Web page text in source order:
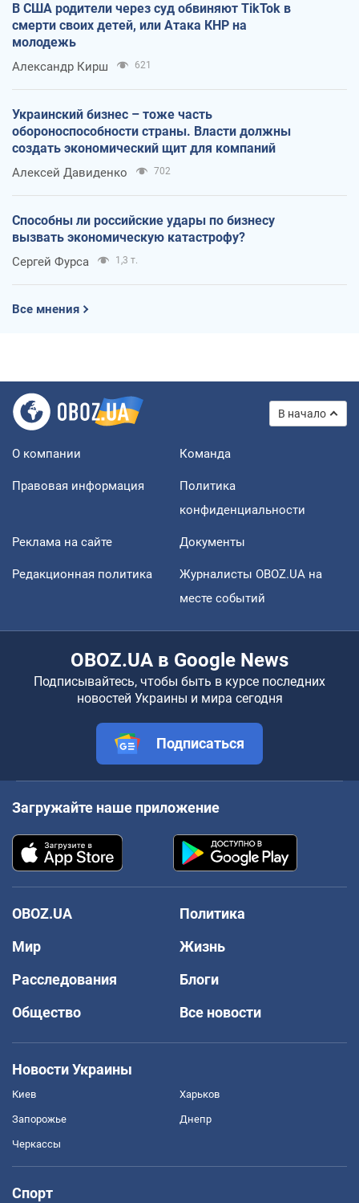
В США родители через суд обвиняют TikTok в
смерти своих детей, или Атака КНР на
молодежь
Александр Кирш 621
Украинский бизнес – тоже часть
обороноспособности страны. Власти должны
создать экономический щит для компаний
Алексей Давиденко 702
Способны ли российские удары по бизнесу
вызвать экономическую катастрофу?
Сергей Фурса 1,3 т.
Все мнения
В начало
О компании Команда
Правовая информация
Политика
конфиденциальности
Реклама на сайте Документы
Редакционная политика
Журналисты OBOZ.UA на
месте событий
OBOZ.UA в Google News
Подписывайтесь, чтобы быть в курсе последних
новостей Украины и мира сегодня
Подписаться
Загружайте наше приложение
OBOZ.UA
Политика
Мир
Жизнь
Расследования
Блоги
Общество
Все новости
Новости Украины
Киев Харьков
Запорожье Днепр
Черкассы
Спорт